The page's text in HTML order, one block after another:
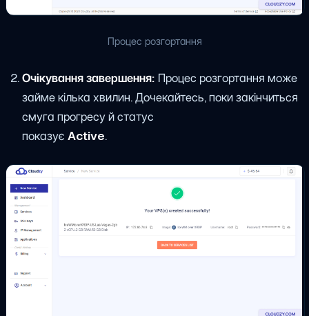
Процес розгортання
Очікування завершення: Процес розгортання може
займе кілька хвилин. Дочекайтесь, поки закінчиться
смуга прогресу й статус
показує Active.